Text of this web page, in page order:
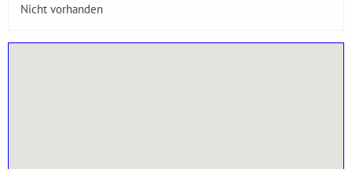
Nicht vorhanden